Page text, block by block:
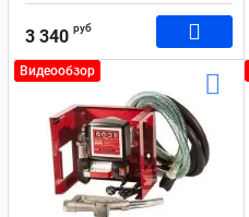
3 340 руб
Видеообзор